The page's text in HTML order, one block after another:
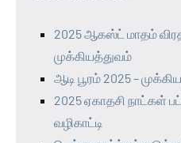
2025 ஆகஸ்ட் மாதம்
முக்கியத்துவம்
ஆடி பூரம் 2025 –
2025 ஏகாதசி நாட்கள்
வழிகாட்டி